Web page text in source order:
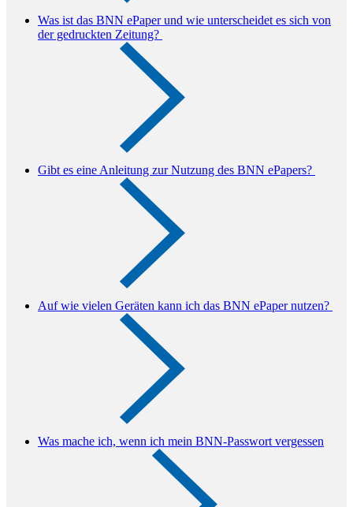
Was ist das BNN ePaper und wie unterscheidet es sich von
der gedruckten Zeitung?
Gibt es eine Anleitung zur Nutzung des BNN ePapers?
Auf wie vielen Geräten kann ich das BNN ePaper nutzen?
Was mache ich, wenn ich mein BNN-Passwort vergessen